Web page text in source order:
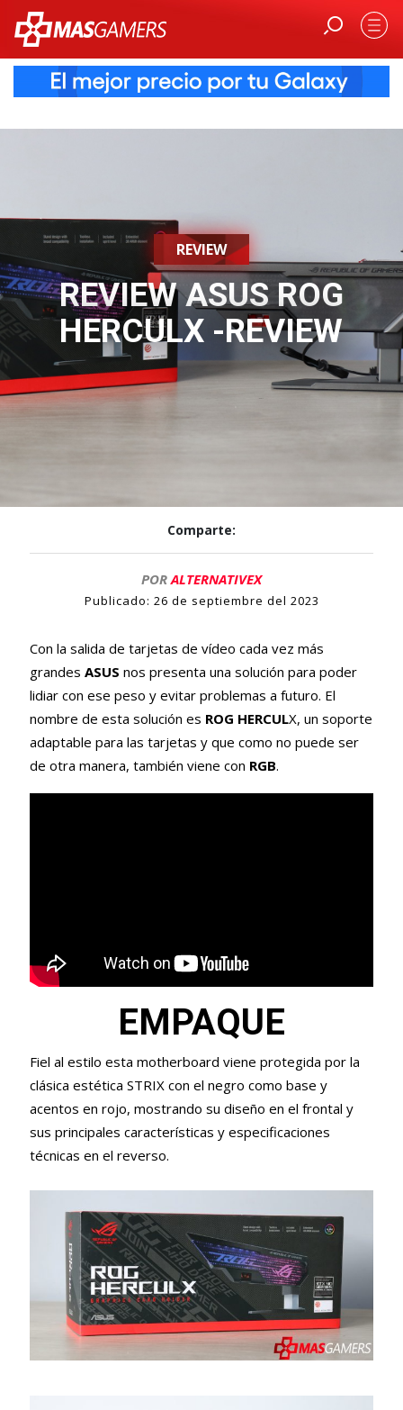
REVIEW
REVIEW ASUS ROG
HERCULX -REVIEW
Comparte:
PORALTERNATIVEX
Publicado: 26 de septiembre del 2023
Con la salida de tarjetas de vídeo cada vez más
grandes ASUS nos presenta una solución para poder
lidiar con ese peso y evitar problemas a futuro. El
nombre de esta solución es ROG HERCULX, un soporte
adaptable para las tarjetas y que como no puede ser
de otra manera, también viene con RGB.
EMPAQUE
Fiel al estilo esta motherboard viene protegida por la
clásica estética STRIX con el negro como base y
acentos en rojo, mostrando su diseño en el frontal y
sus principales características y especificaciones
técnicas en el reverso.